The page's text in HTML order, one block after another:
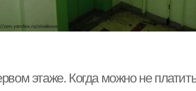
этаже. Когда можно не